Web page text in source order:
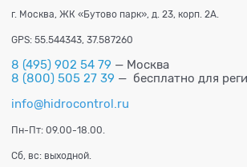
г. Москва, ЖК «Бутово парк», д. 23, корп. 2А.
GPS: 55.544343, 37.587260
8 (495) 902 54 79 — Москва
8 (800) 505 27 39 — бесплатно для
info@hidrocontrol.ru
Пн-Пт: 09.00-18.00.
Сб, вс: выходной.